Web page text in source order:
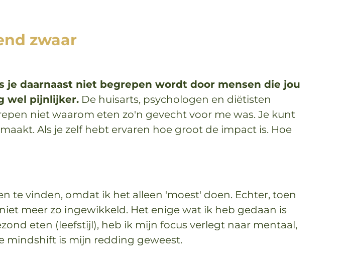
zwaar
daarnaast niet begrepen wordt door mensen die jou
wel pijnlijker. De huisarts, psychologen en diëtisten
niet waarom eten zo'n gevecht voor me was. Je kunt
Als je zelf hebt ervaren hoe groot de impact is. Hoe
te vinden, omdat ik het alleen 'moest' doen. Echter, toen
meer zo ingewikkeld. Het enige wat ik heb gedaan is
eten (leefstijl), heb ik mijn focus verlegt naar mentaal,
mindshift is mijn redding geweest.